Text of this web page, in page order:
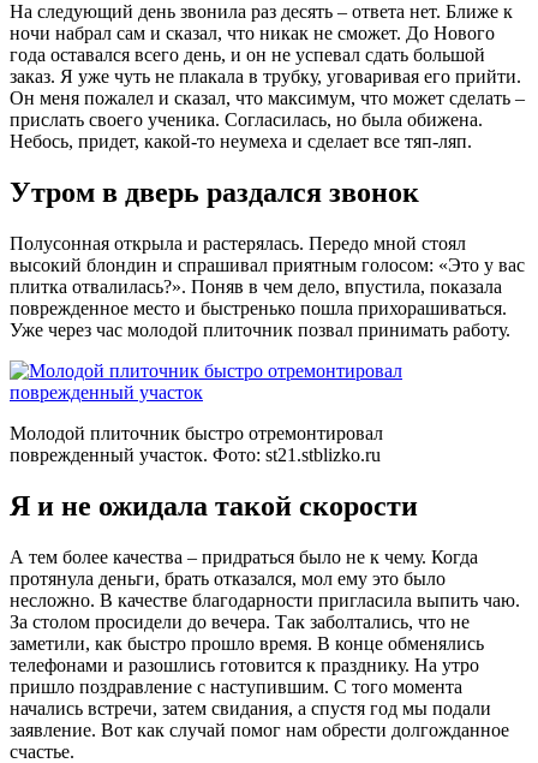
На следующий день звонила раз десять – ответа нет. Ближе к
ночи набрал сам и сказал, что никак не сможет. До Нового
года оставался всего день, и он не успевал сдать большой
заказ. Я уже чуть не плакала в трубку, уговаривая его прийти.
Он меня пожалел и сказал, что максимум, что может сделать –
прислать своего ученика. Согласилась, но была обижена.
Небось, придет, какой-то неумеха и сделает все тяп-ляп.
Утром в дверь раздался звонок
Полусонная открыла и растерялась. Передо мной стоял
высокий блондин и спрашивал приятным голосом: «Это у вас
плитка отвалилась?». Поняв в чем дело, впустила, показала
поврежденное место и быстренько пошла прихорашиваться.
Уже через час молодой плиточник позвал принимать работу.
Молодой плиточник быстро отремонтировал
поврежденный участок. Фото: st21.stblizko.ru
Я и не ожидала такой скорости
А тем более качества – придраться было не к чему. Когда
протянула деньги, брать отказался, мол ему это было
несложно. В качестве благодарности пригласила выпить чаю.
За столом просидели до вечера. Так заболтались, что не
заметили, как быстро прошло время. В конце обменялись
телефонами и разошлись готовится к празднику. На утро
пришло поздравление с наступившим. С того момента
начались встречи, затем свидания, а спустя год мы подали
заявление. Вот как случай помог нам обрести долгожданное
счастье.